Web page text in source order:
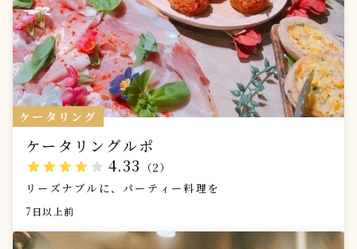
ケータリング
ケータリングルポ
star star star star star 4.33
（2）
リーズナブルに、パーティー料理を
7日以上前